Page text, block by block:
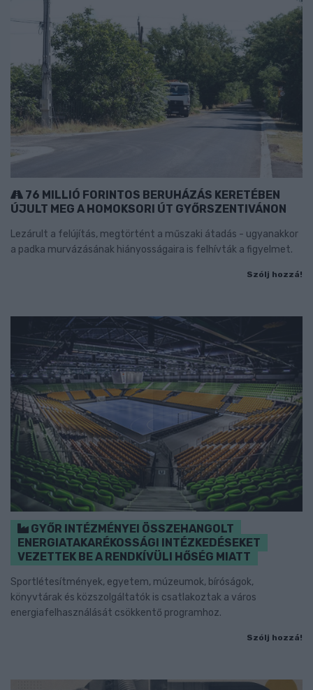
76 MILLIÓ FORINTOS BERUHÁZÁS KERETÉBEN
ÚJULT MEG A HOMOKSORI ÚT GYŐRSZENTIVÁNON
Lezárult a felújítás, megtörtént a műszaki átadás - ugyanakkor
a padka murvázásának hiányosságaira is felhívták a figyelmet.
Szólj hozzá!
GYŐR INTÉZMÉNYEI ÖSSZEHANGOLT
ENERGIATAKARÉKOSSÁGI INTÉZKEDÉSEKET
VEZETTEK BE A RENDKÍVÜLI HŐSÉG MIATT
Sportlétesítmények, egyetem, múzeumok, bíróságok,
könyvtárak és közszolgáltatók is csatlakoztak a város
energiafelhasználását csökkentő programhoz.
Szólj hozzá!